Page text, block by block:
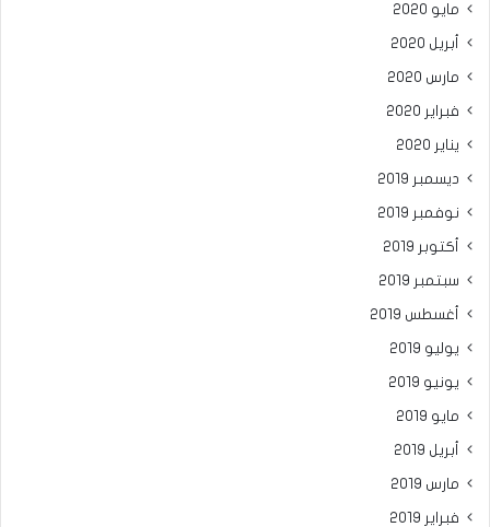
مايو 2020
أبريل 2020
مارس 2020
فبراير 2020
يناير 2020
ديسمبر 2019
نوفمبر 2019
أكتوبر 2019
سبتمبر 2019
أغسطس 2019
يوليو 2019
يونيو 2019
مايو 2019
أبريل 2019
مارس 2019
فبراير 2019